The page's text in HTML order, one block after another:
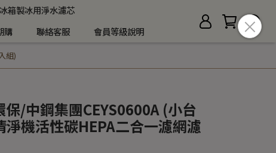
冰箱製冰用淨水濾芯
購 聯絡客服 會員等級說明
組)
/中鋼集團CEYS0600A (小台
機活性碳HEPA二合一濾網濾